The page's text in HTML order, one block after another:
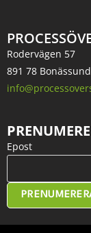
Rodervägen 57
891 78 Bonässund
Epost